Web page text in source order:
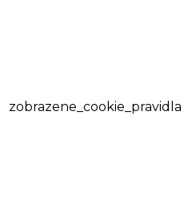
zobrazene_cookie_pravidla